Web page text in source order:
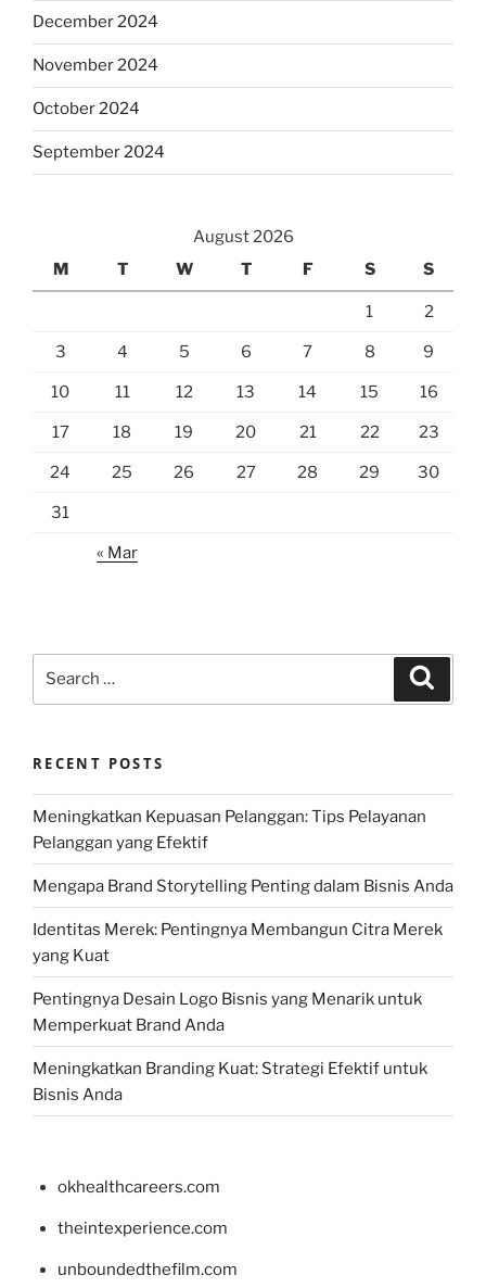
December 2024
November 2024
October 2024
September 2024
August 2026
M
T W T F S S
1 2
3 4 5 6 7 8 9
10 11 12 13 14 15 16
17 18 19 20 21 22 23
24 25 26 27 28 29 30
31
« Mar
RECENT POSTS
Meningkatkan Kepuasan Pelanggan: Tips Pelayanan
Pelanggan yang Efektif
Mengapa Brand Storytelling Penting dalam Bisnis Anda
Identitas Merek: Pentingnya Membangun Citra Merek
yang Kuat
Pentingnya Desain Logo Bisnis yang Menarik untuk
Memperkuat Brand Anda
Meningkatkan Branding Kuat: Strategi Efektif untuk
Bisnis Anda
okhealthcareers.com
theintexperience.com
unboundedthefilm.com